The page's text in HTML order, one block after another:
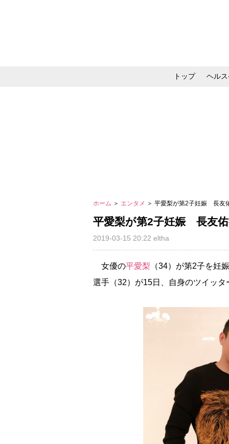
トップ ヘル
ホーム ＞ エンタメ ＞ 平愛梨が第2子妊娠 長友
平愛梨が第2子妊娠 長友
2019-03-15 20:22 eltha
女優の平愛梨 （34）が第2子を妊
選手（32）が15日、自身のツイッタ